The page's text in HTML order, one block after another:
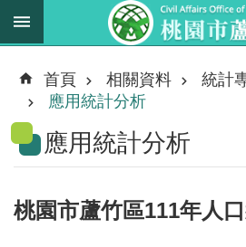
跳到主要內容區塊
新
消
息
業
職
掌
首頁 相關資料
統計
應用統計分析
應用統計分析
桃園市蘆竹區111年人